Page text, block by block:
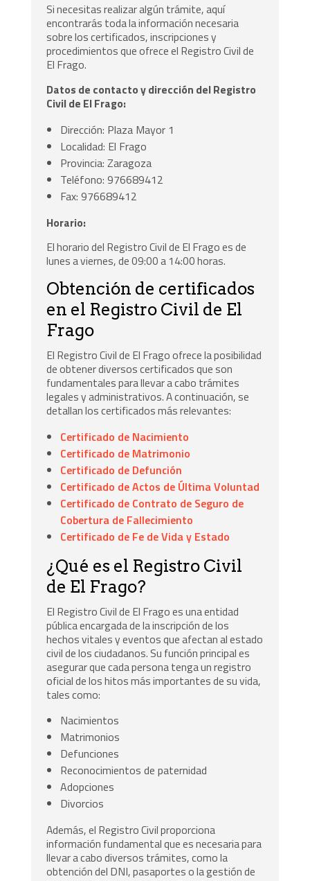
Si necesitas realizar algún trámite, aquí
encontrarás toda la información necesaria
sobre los certificados, inscripciones y
procedimientos que ofrece el Registro Civil de
El Frago.
Datos de contacto y dirección del Registro
Civil de El Frago:
Dirección: Plaza Mayor 1
Localidad: El Frago
Provincia: Zaragoza
Teléfono: 976689412
Fax: 976689412
Horario:
El horario del Registro Civil de El Frago es de
lunes a viernes, de 09:00 a 14:00 horas.
Obtención de certificados
en el Registro Civil de El
Frago
El Registro Civil de El Frago ofrece la posibilidad
de obtener diversos certificados que son
fundamentales para llevar a cabo trámites
legales y administrativos. A continuación, se
detallan los certificados más relevantes:
Certificado de Nacimiento
Certificado de Matrimonio
Certificado de Defunción
Certificado de Actos de Última Voluntad
Certificado de Contrato de Seguro de
Cobertura de Fallecimiento
Certificado de Fe de Vida y Estado
¿Qué es el Registro Civil
de El Frago?
El Registro Civil de El Frago es una entidad
pública encargada de la inscripción de los
hechos vitales y eventos que afectan al estado
civil de los ciudadanos. Su función principal es
asegurar que cada persona tenga un registro
oficial de los hitos más importantes de su vida,
tales como:
Nacimientos
Matrimonios
Defunciones
Reconocimientos de paternidad
Adopciones
Divorcios
Además, el Registro Civil proporciona
información fundamental que es necesaria para
llevar a cabo diversos trámites, como la
obtención del DNI, pasaportes o la gestión de